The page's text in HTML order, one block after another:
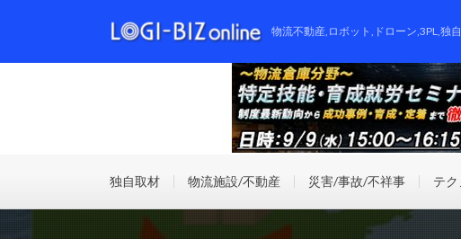
物流不動産,ロボット,ドローン,3PL,独
独自取材 物流施設/不動産 災害/事故/不祥事 テ